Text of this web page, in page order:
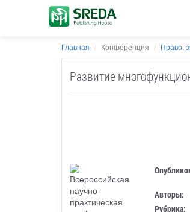
Главная Конференция Право,
Развитие
Авторы:
Рубрика: